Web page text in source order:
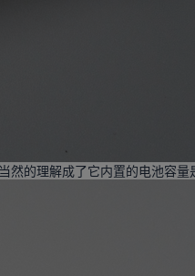
的理解成了它内置的电池容量